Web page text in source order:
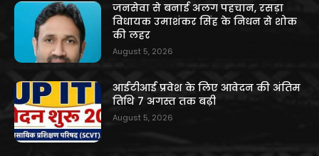
जनसेवा से बनाई अलग पहचान, रसड़ा
विधायक उमाशंकर सिंह के निधन से शोक
की लहर
August 5, 2026
आईटीआई प्रवेश के लिए आवेदन की अंतिम
तिथि 7 अगस्त तक बढ़ी
August 5, 2026